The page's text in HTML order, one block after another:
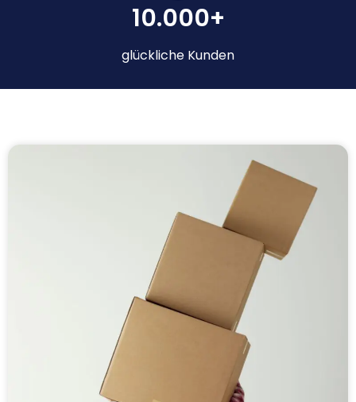
10.000+
glückliche Kunden